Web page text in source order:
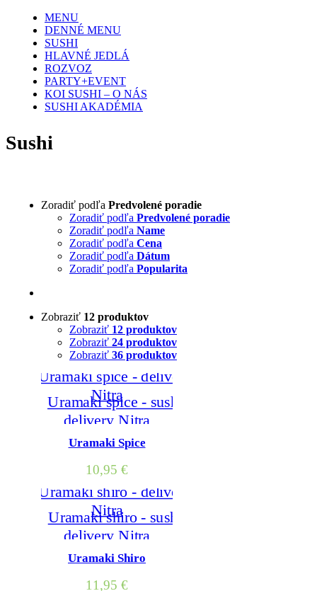
MENU
DENNÉ MENU
SUSHI
HLAVNÉ JEDLÁ
ROZVOZ
PARTY+EVENT
KOI SUSHI – O NÁS
SUSHI AKADÉMIA
Sushi
Zoradiť podľa Predvolené poradie
Zoradiť podľa Predvolené poradie
Zoradiť podľa Name
Zoradiť podľa Cena
Zoradiť podľa Dátum
Zoradiť podľa Popularita
Zobraziť 12 produktov
Zobraziť 12 produktov
Zobraziť 24 produktov
Zobraziť 36 produktov
Uramaki Spice
10,95 €
Uramaki Shiro
11,95 €